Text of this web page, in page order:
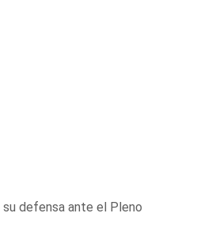
defensa ante el Pleno